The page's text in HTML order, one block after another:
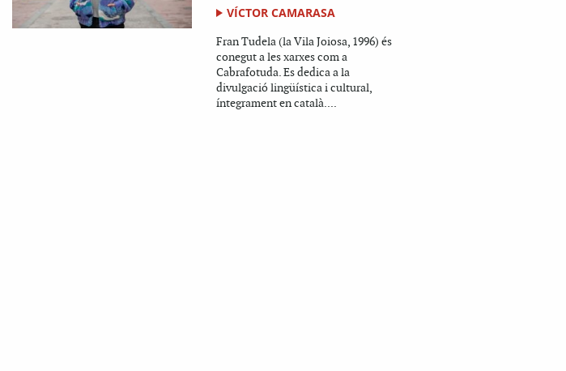
VÍCTOR CAMARASA
Fran Tudela (la Vila Joiosa, 1996) és
conegut a les xarxes com a
Cabrafotuda. Es dedica a la
divulgació lingüística i cultural,
íntegrament en català....